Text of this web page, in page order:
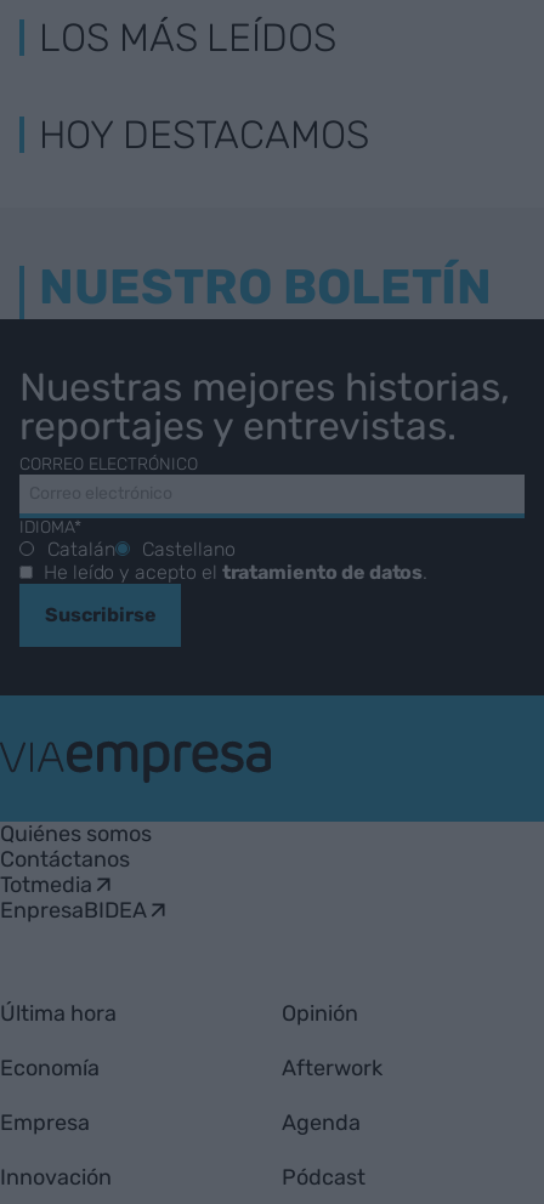
LOS MÁS LEÍDOS
HOY DESTACAMOS
NUESTRO BOLETÍN
Nuestras mejores historias,
reportajes y entrevistas.
CORREO ELECTRÓNICO
IDIOMA*
Catalán
Castellano
He leído y acepto el tratamiento de datos.
Suscribirse
Empresa
Quiénes somos
Contáctanos
Totmedia
EnpresaBIDEA
Última hora
Economía
Empresa
Innovación
Opinión
Afterwork
Agenda
Pódcast